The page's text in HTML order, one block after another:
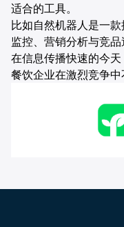
适合的工具。
比如自然机器人是一
监控、营销分析与竞品
在信息传播快速的今
餐饮企业在激烈竞争中